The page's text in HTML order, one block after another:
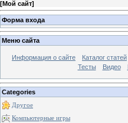
[Мой сайт]
Форма входа
Меню сайта
Информация о сайте Каталог статей
Тесты
Видео
Categories
Другое
Компьютерные игры